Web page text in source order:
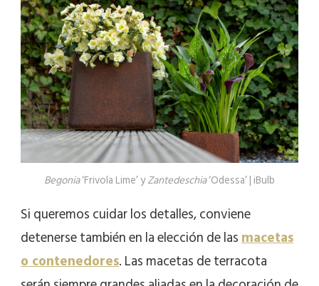
Begonia‘Frivola Lime’ yZantedeschia‘Odessa’ | iBulb
Si queremos cuidar los detalles, conviene
detenerse también en la elección de lasmacetas
o contenedores. Las macetas de terracota